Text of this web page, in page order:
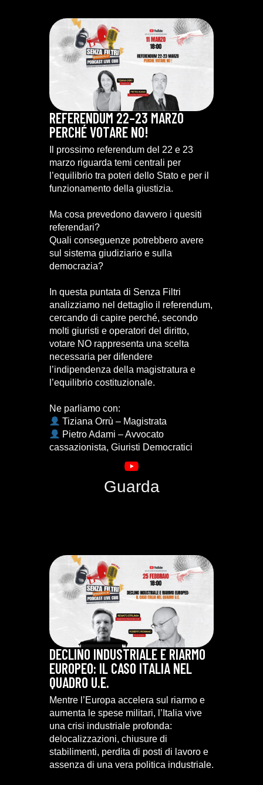
REFERENDUM 22–23 MARZO
PERCHÉ VOTARE NO!
Il prossimo referendum del 22 e 23
marzo riguarda temi centrali per
l’equilibrio tra poteri dello Stato e per il
funzionamento della giustizia.
Ma cosa prevedono davvero i quesiti
referendari?
Quali conseguenze potrebbero avere
sul sistema giudiziario e sulla
democrazia?
In questa puntata di Senza Filtri
analizziamo nel dettaglio il referendum,
cercando di capire perché, secondo
molti giuristi e operatori del diritto,
votare NO rappresenta una scelta
necessaria per difendere
l’indipendenza della magistratura e
l’equilibrio costituzionale.
Ne parliamo con:
Tiziana Orrù – Magistrata
Pietro Adami – Avvocato
cassazionista, Giuristi Democratici
Guarda
DECLINO INDUSTRIALE E RIARMO
EUROPEO: IL CASO ITALIA NEL
QUADRO U.E.
Mentre l’Europa accelera sul riarmo e
aumenta le spese militari, l’Italia vive
una crisi industriale profonda:
delocalizzazioni, chiusure di
stabilimenti, perdita di posti di lavoro e
assenza di una vera politica industriale.